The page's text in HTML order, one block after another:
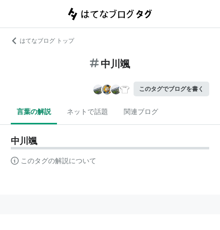
はてなブログ トップ
中川颯
このタグでブログを書く
言葉の解説 ネットで話題 関連ブログ
中川颯
このタグの解説について